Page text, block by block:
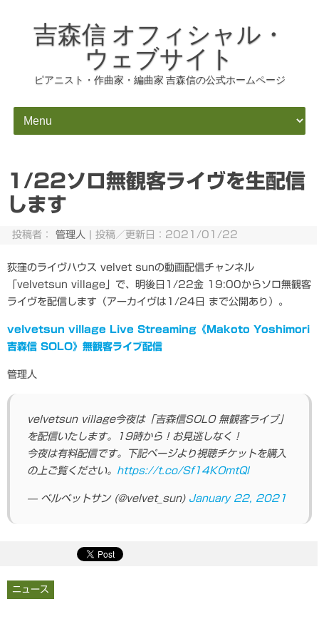
吉森信 オフィシャル・
ウェブサイト
ピアニスト・作曲家・編曲家 吉森信の公式ホームページ
コンテンツにスキップ
1/22ソロ無観客ライヴを生配信
します
投稿者： 管理人 投稿／更新日：2021/01/22
荻窪のライヴハウス velvet sunの動画配信チャンネル
「velvetsun village」で、明後日1/22金 19:00からソロ無観客
ライヴを配信します（アーカイヴは1/24日 まで公開あり）。
velvetsun village Live Streaming《Makoto Yoshimori
吉森信 SOLO》無観客ライブ配信
管理人
velvetsun village今夜は「吉森信SOLO 無観客ライブ」
を配信いたします。19時から！お見逃しなく！
今夜は有料配信です。下記ページより視聴チケットを購入
の上ご覧ください。 https://t.co/Sf14KOmtQl
— ベルベットサン (@velvet_sun) January 22, 2021
ニュース